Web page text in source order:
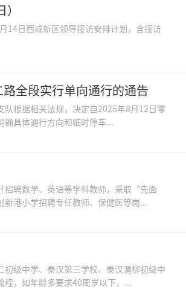
14日西咸新区领导接访安排计划，含接访
全段实行单向通行的通告
根据相关法规，决定自2026年8月12日零
确具体通行方向和临时停车...
招聘数学、英语等学科教师，采取“先面
港小学招聘专任教师、保健医等岗...
级中学、秦汉第三学校、秦汉渭柳初级中
，如年龄多要求40周岁以下，...